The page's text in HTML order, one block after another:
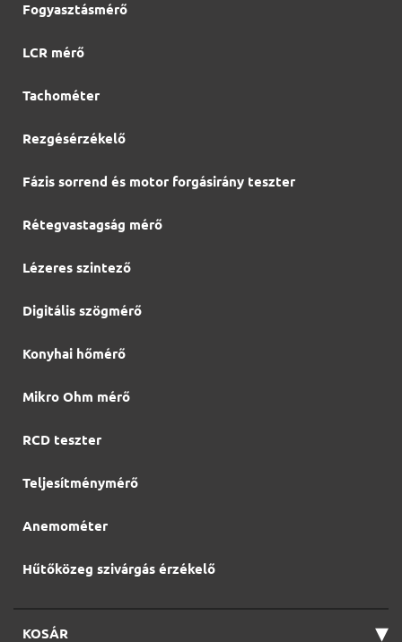
Fogyasztásmérő
LCR mérő
Tachométer
Rezgésérzékelő
Fázis sorrend és motor forgásirány teszter
Rétegvastagság mérő
Lézeres szintező
Digitális szögmérő
Konyhai hőmérő
Mikro Ohm mérő
RCD teszter
Teljesítménymérő
Anemométer
Hűtőközeg szivárgás érzékelő
KOSÁR ▾